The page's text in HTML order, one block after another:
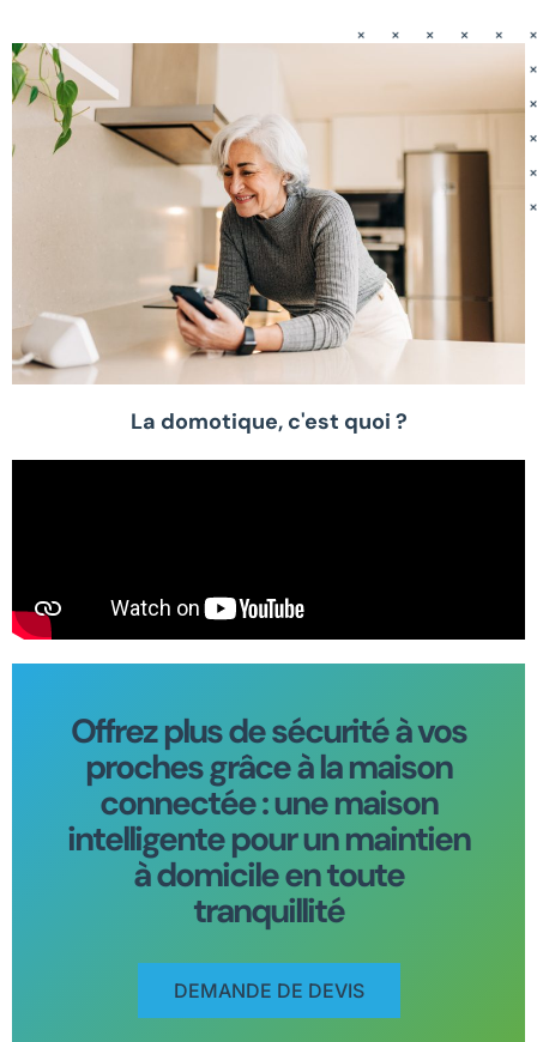
La domotique, c'est quoi ?
Offrez plus de sécurité à vos
proches grâce à la maison
connectée : une maison
intelligente pour un maintien
à domicile en toute
tranquillité
DEMANDE DE DEVIS